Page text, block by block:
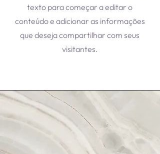
texto para começar a editar o
conteúdo e adicionar as informações
que deseja compartilhar com seus
visitantes.